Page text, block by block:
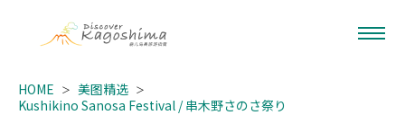
HOME
美图精选
Kushikino Sanosa Festival / 串木野さのさ祭り